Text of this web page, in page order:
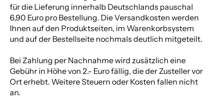
für die Lieferung innerhalb Deutschlands pauschal
6,90 Euro pro Bestellung. Die Versandkosten werden
Ihnen auf den Produktseiten, im Warenkorbsystem
und auf der Bestellseite nochmals deutlich mitgeteilt.
Bei Zahlung per Nachnahme wird zusätzlich eine
Gebühr in Höhe von 2.- Euro fällig, die der Zusteller vor
Ort erhebt. Weitere Steuern oder Kosten fallen nicht
an.